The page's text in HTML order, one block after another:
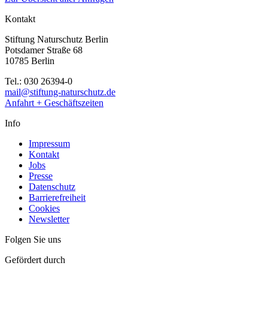
Kontakt
Stiftung Naturschutz Berlin
Potsdamer Straße 68
10785 Berlin
Tel.: 030 26394-0
mail@stiftung-naturschutz.de
Anfahrt + Geschäftszeiten
Info
Impressum
Kontakt
Jobs
Presse
Datenschutz
Barrierefreiheit
Cookies
Newsletter
Folgen Sie uns
Gefördert durch